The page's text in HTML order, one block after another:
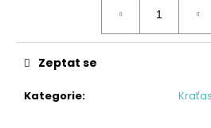
Kategorie:
Zeptat se
e
m